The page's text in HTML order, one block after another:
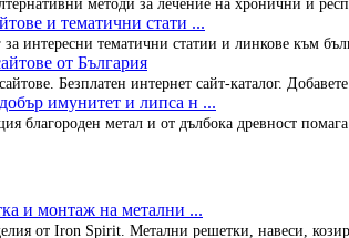
и тематични стати ...
интересни тематични статии и линкове към
от България
Безплатен интернет сайт-каталог. Добавете
имунитет и липса н ...
благороден метал и от дълбока древност помага
и монтаж на метални ...
от Iron Spirit. Метални решетки, навеси,